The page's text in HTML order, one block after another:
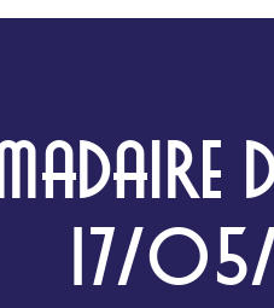
17/